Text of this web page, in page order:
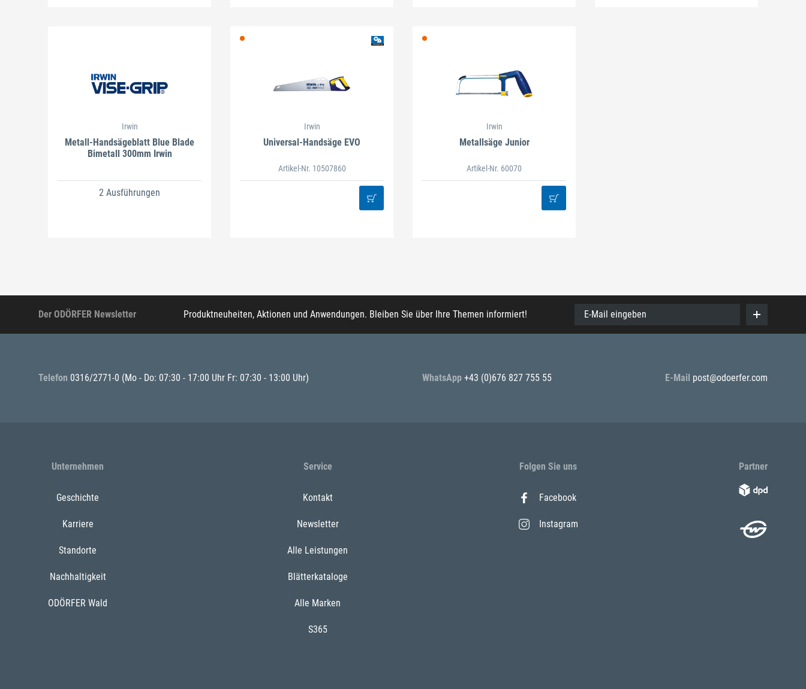
Irwin
Metall-Handsägeblatt Blue Blade
Bimetall 300mm Irwin
2 Ausführungen
Irwin
Universal-Handsäge EVO
Artikel-Nr. 10507860
Irwin
Metallsäge Junior
Artikel-Nr. 60070
Der ODÖRFER Newsletter Produktneuheiten, Aktionen und Anwendungen. Bleiben Sie über Ihre Themen informiert! E-Mail eingeben
Telefon 0316/2771-0 (Mo - Do: 07:30 - 17:00 Uhr Fr: 07:30 - 13:00 Uhr) WhatsApp +43 (0)676 827 755 55 E-Mail post@odoerfer.com
Unternehmen
Geschichte
Karriere
Standorte
Nachhaltigkeit
ODÖRFER Wald
Service
Kontakt
Newsletter
Alle Leistungen
Blätterkataloge
Alle Marken
S365
Folgen Sie uns
Facebook
Instagram
Partner